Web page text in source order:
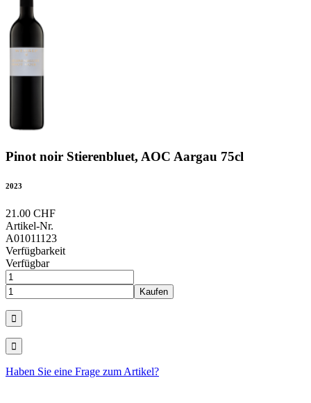
Pinot noir Stierenbluet, AOC Aargau 75cl
2023
21.00 CHF
Artikel-Nr.
A01011123
Verfügbarkeit
Verfügbar
Haben Sie eine Frage zum Artikel?